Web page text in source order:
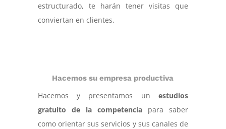
estructurado, te harán tener visitas que
conviertan en clientes.
Hacemos su empresa productiva
Hacemos y presentamos unestudios
gratuito de la competencia para saber
como orientar sus servicios y sus canales de